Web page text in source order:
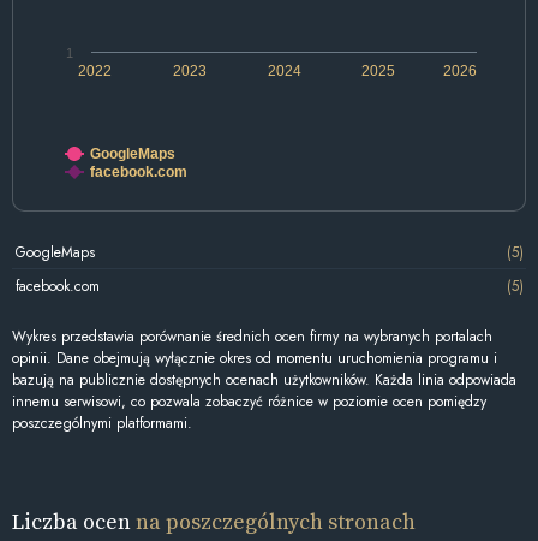
2022 2024 2026
2023 2025
1
GoogleMaps
facebook.com
GoogleMaps
(5)
facebook.com
(5)
Wykres przedstawia porównanie średnich ocen firmy na wybranych portalach
opinii. Dane obejmują wyłącznie okres od momentu uruchomienia programu i
bazują na publicznie dostępnych ocenach użytkowników. Każda linia odpowiada
innemu serwisowi, co pozwala zobaczyć różnice w poziomie ocen pomiędzy
poszczególnymi platformami.
Liczba ocenna poszczególnych stronach